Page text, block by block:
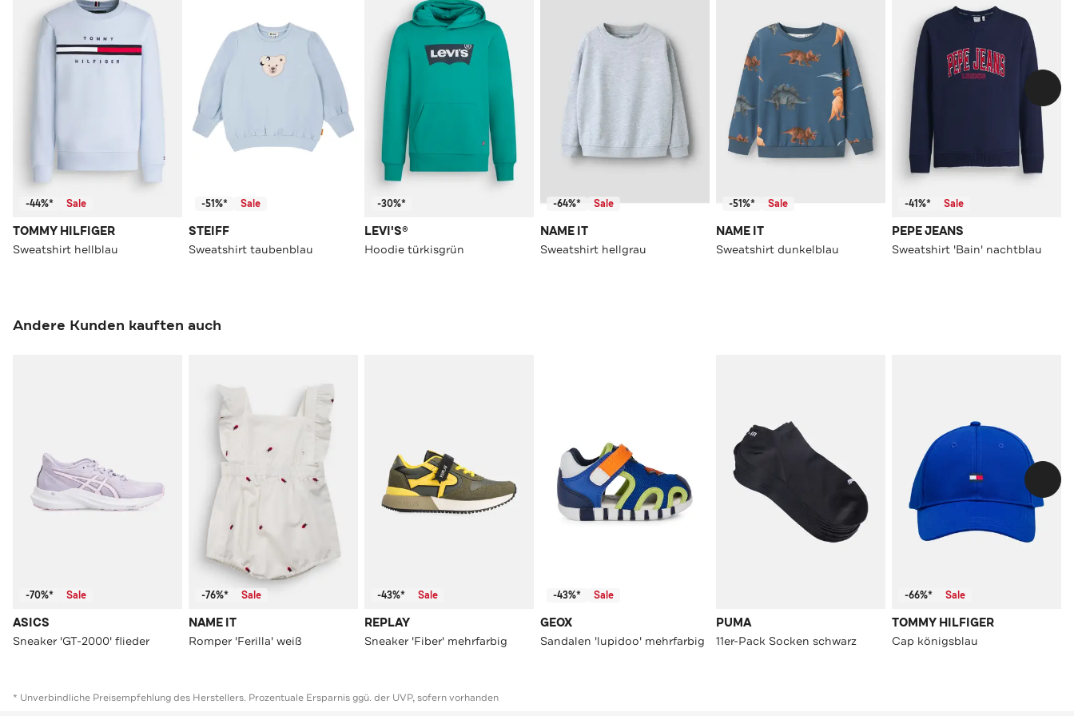
-44%* Sale
TOMMY HILFIGER
Sweatshirt hellblau
-51%* Sale
STEIFF
Sweatshirt taubenblau
-30%*
LEVI'S®
Hoodie türkisgrün
-64%* Sale
NAME IT
Sweatshirt hellgrau
-51%* Sale
NAME IT
Sweatshirt dunkelblau
-41%* Sale
PEPE JEANS
Sweatshirt 'Bain' nachtblau
Andere Kunden kauften auch
-70%* Sale
ASICS
Sneaker 'GT-2000' flieder
-76%* Sale
NAME IT
Romper 'Ferilla' weiß
-43%* Sale
REPLAY
Sneaker 'Fiber' mehrfarbig
-43%* Sale
GEOX
Sandalen 'lupidoo' mehrfarbig
PUMA
11er-Pack Socken schwarz
-66%* Sale
TOMMY HILFIGER
Cap königsblau
* Unverbindliche Preisempfehlung des Herstellers. Prozentuale Ersparnis ggü. der UVP, sofern vorhanden